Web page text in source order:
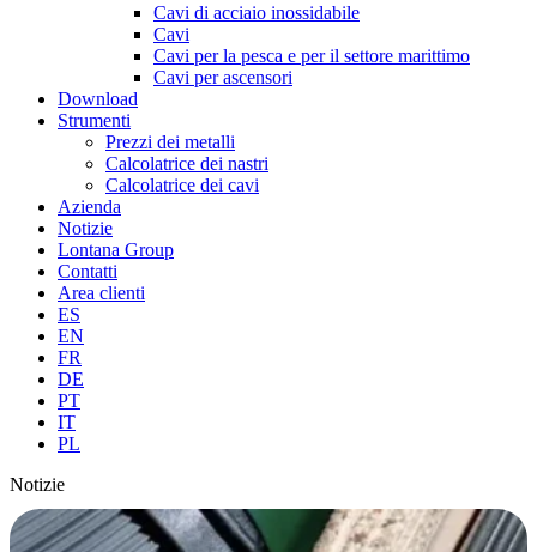
Cavi di acciaio inossidabile
Cavi
Cavi per la pesca e per il settore marittimo
Cavi per ascensori
Download
Strumenti
Prezzi dei metalli
Calcolatrice dei nastri
Calcolatrice dei cavi
Azienda
Notizie
Lontana Group
Contatti
Area clienti
ES
EN
FR
DE
PT
IT
PL
Notizie